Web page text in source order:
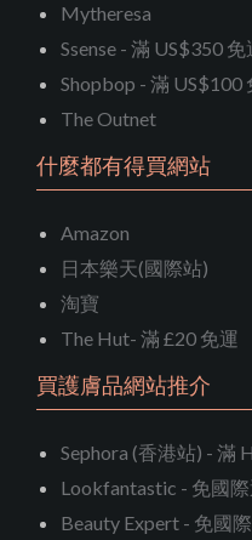
Mytheresa
Ssense - 滿 US$350 免
Shopbop - 滿 US$100
The Outnet
什麼都有得買網站
Amazon
日本樂天(國際站)
淘寶
The Hut- 滿 £20 免運
買護膚品網站推介
Sephora (香港站) - 滿
Lookfantastic - 免國
Beauty Expert - 免國